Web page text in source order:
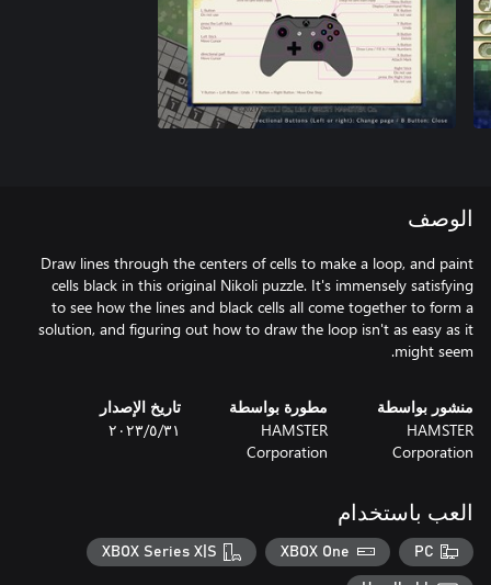
الوصف
Draw lines through the centers of cells to make a loop, and paint
cells black in this original Nikoli puzzle. It's immensely satisfying
to see how the lines and black cells all come together to form a
solution, and figuring out how to draw the loop isn't as easy as it
might seem.
منشور بواسطة
HAMSTER
Corporation
مطورة بواسطة
HAMSTER
Corporation
تاريخ الإصدار
٣١‏/٥‏/٢٠٢٣
العب باستخدام
PC
XBOX One
XBOX Series X|S